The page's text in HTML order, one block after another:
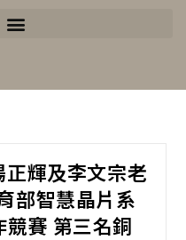
輝及李文宗老
部智慧晶片系
賽 第三名銅